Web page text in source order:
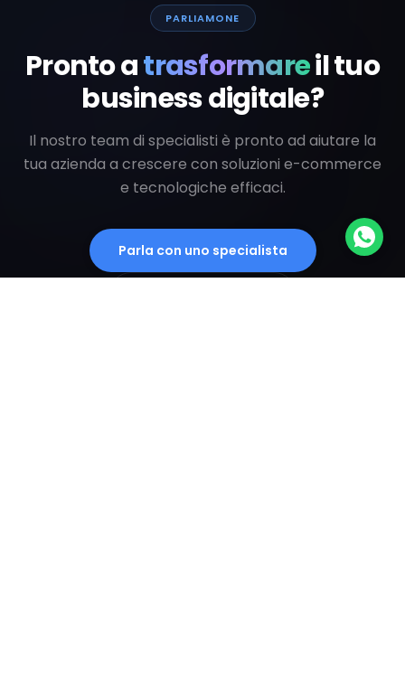
PARLIAMONE
Pronto atrasformareil tuo
business digitale?
Il nostro team di specialisti è pronto ad aiutare la
tua azienda a crescere con soluzioni e-commerce
e tecnologiche efficaci.
Parla con uno specialista